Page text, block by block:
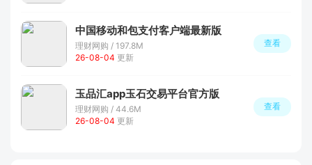
中国移动和包支付客户端最新版
理财网购 / 197.8M
26-08-04 更新
查看
玉品汇app玉石交易平台官方版
理财网购 / 44.6M
26-08-04 更新
查看